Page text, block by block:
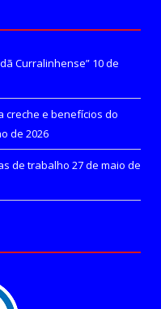
Curralinhense” 10 de
creche e benefícios do
de 2026
de trabalho 27 de maio de